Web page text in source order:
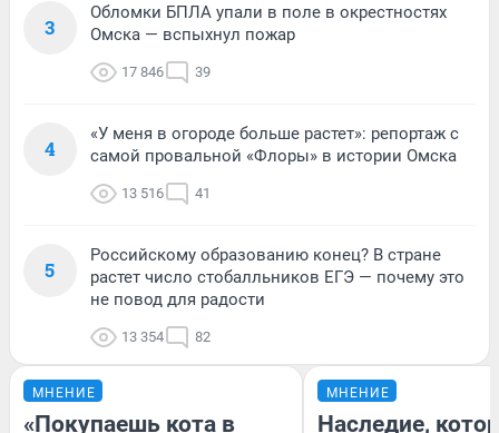
3
Обломки БПЛА упали в поле в окрестностях
Омска — вспыхнул пожар
17 846 39
4
«У меня в огороде больше растет»: репортаж с
самой провальной «Флоры» в истории Омска
13 516 41
5
Российскому образованию конец? В стране
растет число стобалльников ЕГЭ — почему это
не повод для радости
13 354 82
МНЕНИЕ
«Покупаешь кота в
МНЕНИЕ
Наследие,